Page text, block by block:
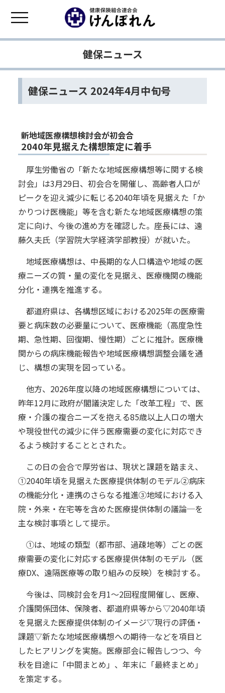
健保ニュース
健保ニュース 2024年4月中旬号
新地域医療構想検討会が初会合
2040年見据えた構想策定に着手
厚生労働省の「新たな地域医療構想等に関する検
討会」は3月29日、初会合を開催し、高齢者人口が
ピークを迎え減少に転じる2040年頃を見据えた「か
かりつけ医機能」等を含む新たな地域医療構想の策
定に向け、今後の進め方を確認した。座長には、遠
藤久夫氏（学習院大学経済学部教授）が就いた。
地域医療構想は、中長期的な人口構造や地域の医
療ニーズの質・量の変化を見据え、医療機関の機能
分化・連携を推進する。
都道府県は、各構想区域における2025年の医療需
要と病床数の必要量について、医療機能（高度急性
期、急性期、回復期、慢性期）ごとに推計。医療機
関からの病床機能報告や地域医療構想調整会議を通
じ、構想の実現を図っている。
他方、2026年度以降の地域医療構想については、
昨年12月に政府が閣議決定した「改革工程」で、医
療・介護の複合ニーズを抱える85歳以上人口の増大
や現役世代の減少に伴う医療需要の変化に対応でき
るよう検討することとされた。
この日の会合で厚労省は、現状と課題を踏まえ、
①2040年頃を見据えた医療提供体制のモデル②病床
の機能分化・連携のさらなる推進③地域における入
院・外来・在宅等を含めた医療提供体制の議論─を
主な検討事項として提示。
①は、地域の類型（都市部、過疎地等）ごとの医
療需要の変化に対応する医療提供体制のモデル（医
療DX、遠隔医療等の取り組みの反映）を検討する。
今後は、同検討会を月1～2回程度開催し、医療、
介護関係団体、保険者、都道府県等から▽2040年頃
を見据えた医療提供体制のイメージ▽現行の評価・
課題▽新たな地域医療構想への期待─などを項目と
したヒアリングを実施。医療部会に報告しつつ、今
秋を目途に「中間まとめ」、年末に「最終まとめ」
を策定する。